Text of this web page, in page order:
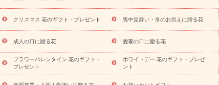
のお供えフラワー
お盆（新盆・初盆） その他
お祝い返し
お見舞い
お取り寄せギフト ビジネス用 ご自宅用
観葉
植物
ミディ胡蝶蘭 プリザーブドフラワー
スタイルから探
す
アレンジメント スタンド花 お祝い
悔やみ
胡蝶蘭 胡蝶蘭・花鉢 ミディ胡蝶蘭・お祝い
ミデ
ィ胡蝶蘭・お供え
世界初の青色胡蝶蘭 観葉植物
観葉植物
産直多肉植物
プリザーブドフラワー お祝い
お供え・お悔
クリスマス 花のギフト・プレゼント 喪中見舞い・冬のお供えに贈る花
成人の日に贈る花 愛妻の日に贈る花
フラワーバレンタイン 花のギフト・
プレゼント
ホワイトデー 花のギフト・プレゼ
ント